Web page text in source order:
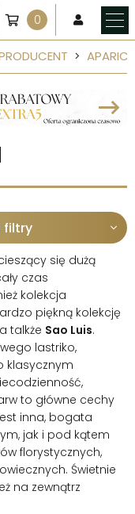
0
APARICI
filtry
się dużą
czas
kolekcja
piękną kolekcję
a talkże Sao Luis.
lastriko,
klasycznym
to główne cechy
inna, bogata
jak i pod kątem
florystycznych,
Świetnie
na zewnątrz